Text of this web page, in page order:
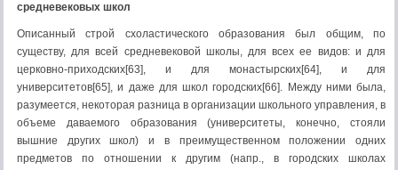
средневековых школ
Описанный строй схоластического образования был общим, по
существу, для всей средневековой школы, для всех ее видов: и для
церковно-приходских[63], и для монастырских[64], и для
университетов[65], и даже для школ городских[66]. Между ними была,
разумеется, некоторая разница в организации школьного управления, в
объеме даваемого образования (университеты, конечно, стояли
вышние других школ) и в преимущественном положении одних
предметов по отношении к другим (напр., в городских школах